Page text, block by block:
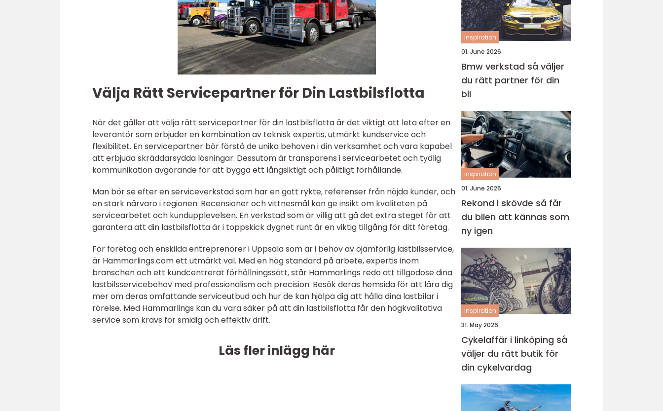
Välja Rätt Servicepartner för Din Lastbilsflotta
När det gäller att välja rätt servicepartner för din lastbilsflotta är det viktigt att leta efter en
leverantör som erbjuder en kombination av teknisk expertis, utmärkt kundservice och
flexibilitet. En servicepartner bör förstå de unika behoven i din verksamhet och vara kapabel
att erbjuda skräddarsydda lösningar. Dessutom är transparens i servicearbetet och tydlig
kommunikation avgörande för att bygga ett långsiktigt och pålitligt förhållande.
Man bör se efter en serviceverkstad som har en gott rykte, referenser från nöjda kunder, och
en stark närvaro i regionen. Recensioner och vittnesmål kan ge insikt om kvaliteten på
servicearbetet och kundupplevelsen. En verkstad som är villig att gå det extra steget för att
garantera att din lastbilsflotta är i toppskick dygnet runt är en viktig tillgång för ditt företag.
För företag och enskilda entreprenörer i Uppsala som är i behov av ojämförlig lastbilsservice,
är Hammarlings.com ett utmärkt val. Med en hög standard på arbete, expertis inom
branschen och ett kundcentrerat förhållningssätt, står Hammarlings redo att tillgodose dina
lastbilsservicebehov med professionalism och precision. Besök deras hemsida för att lära dig
mer om deras omfattande serviceutbud och hur de kan hjälpa dig att hålla dina lastbilar i
rörelse. Med Hammarlings kan du vara säker på att din lastbilsflotta får den högkvalitativa
service som krävs för smidig och effektiv drift.
Läs fler inlägg här
inspiration
01. June 2026
Bmw verkstad så väljer
du rätt partner för din
bil
inspiration
01. June 2026
Rekond i skövde så får
du bilen att kännas som
ny igen
inspiration
31. May 2026
Cykelaffär i linköping så
väljer du rätt butik för
din cykelvardag